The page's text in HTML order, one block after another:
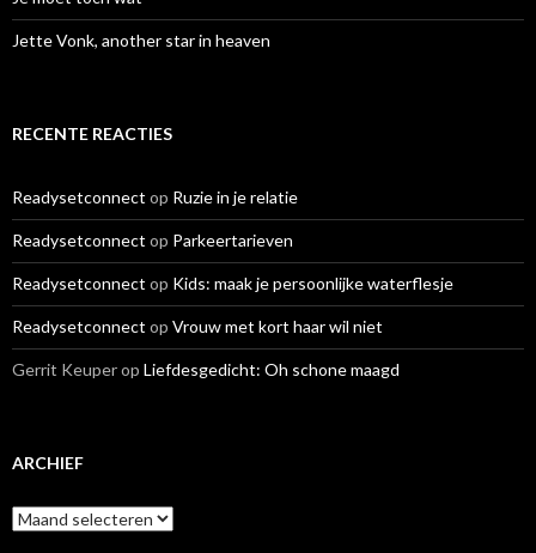
Jette Vonk, another star in heaven
RECENTE REACTIES
Readysetconnect op Ruzie in je relatie
Readysetconnect op Parkeertarieven
Readysetconnect op Kids: maak je persoonlijke waterflesje
Readysetconnect op Vrouw met kort haar wil niet
Gerrit Keuperop Liefdesgedicht: Oh schone maagd
ARCHIEF
A
r